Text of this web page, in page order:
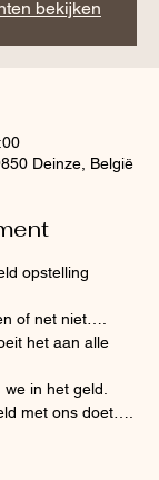
bekijken
Deinze, België
opstelling
of net niet….
het aan alle
in het geld.
met ons doet….